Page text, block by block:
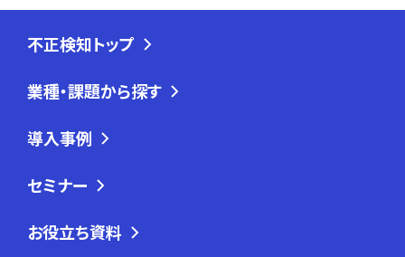
不正検知トップ
業種・課題から探す
導入事例
セミナー
お役立ち資料